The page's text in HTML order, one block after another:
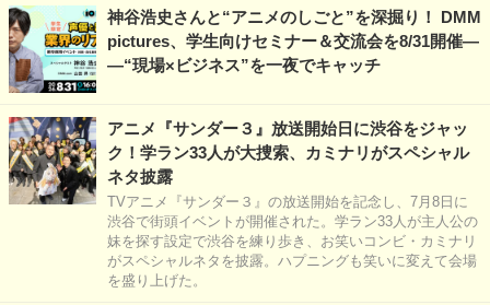
神谷浩史さんと“アニメのしごと”を深掘り！ DMM
pictures、学生向けセミナー＆交流会を8/31開催―
―“現場×ビジネス”を一夜でキャッチ
アニメ『サンダー３』放送開始日に渋谷をジャッ
ク！学ラン33人が大捜索、カミナリがスペシャル
ネタ披露
TVアニメ『サンダー３』の放送開始を記念し、7月8日に
渋谷で街頭イベントが開催された。学ラン33人が主人公の
妹を探す設定で渋谷を練り歩き、お笑いコンビ・カミナリ
がスペシャルネタを披露。ハプニングも笑いに変えて会場
を盛り上げた。